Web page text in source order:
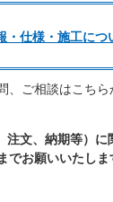
・仕様・施工につ
、ご相談はこちら
注文、納期等）に
までお願いいたしま